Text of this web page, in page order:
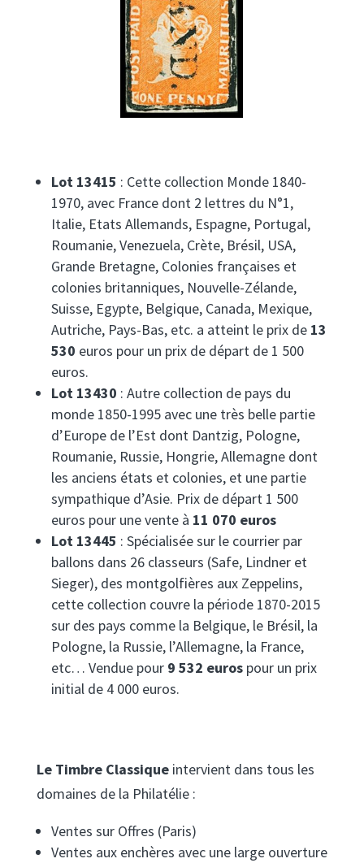
Lot 13415 : Cette collection Monde 1840-
1970, avec France dont 2 lettres du N°1,
Italie, Etats Allemands, Espagne, Portugal,
Roumanie, Venezuela, Crète, Brésil, USA,
Grande Bretagne, Colonies françaises et
colonies britanniques, Nouvelle-Zélande,
Suisse, Egypte, Belgique, Canada, Mexique,
Autriche, Pays-Bas, etc. a atteint le prix de 13
530 euros pour un prix de départ de 1 500
euros.
Lot 13430 : Autre collection de pays du
monde 1850-1995 avec une très belle partie
d’Europe de l’Est dont Dantzig, Pologne,
Roumanie, Russie, Hongrie, Allemagne dont
les anciens états et colonies, et une partie
sympathique d’Asie. Prix de départ 1 500
euros pour une vente à 11 070 euros
Lot 13445 : Spécialisée sur le courrier par
ballons dans 26 classeurs (Safe, Lindner et
Sieger), des montgolfières aux Zeppelins,
cette collection couvre la période 1870-2015
sur des pays comme la Belgique, le Brésil, la
Pologne, la Russie, l’Allemagne, la France,
etc… Vendue pour9 532 eurospour un prix
initial de 4 000 euros.
Le Timbre Classiqueintervient dans tous les
domaines de la Philatélie :
Ventes sur Offres (Paris)
Ventes aux enchères avec une large ouverture